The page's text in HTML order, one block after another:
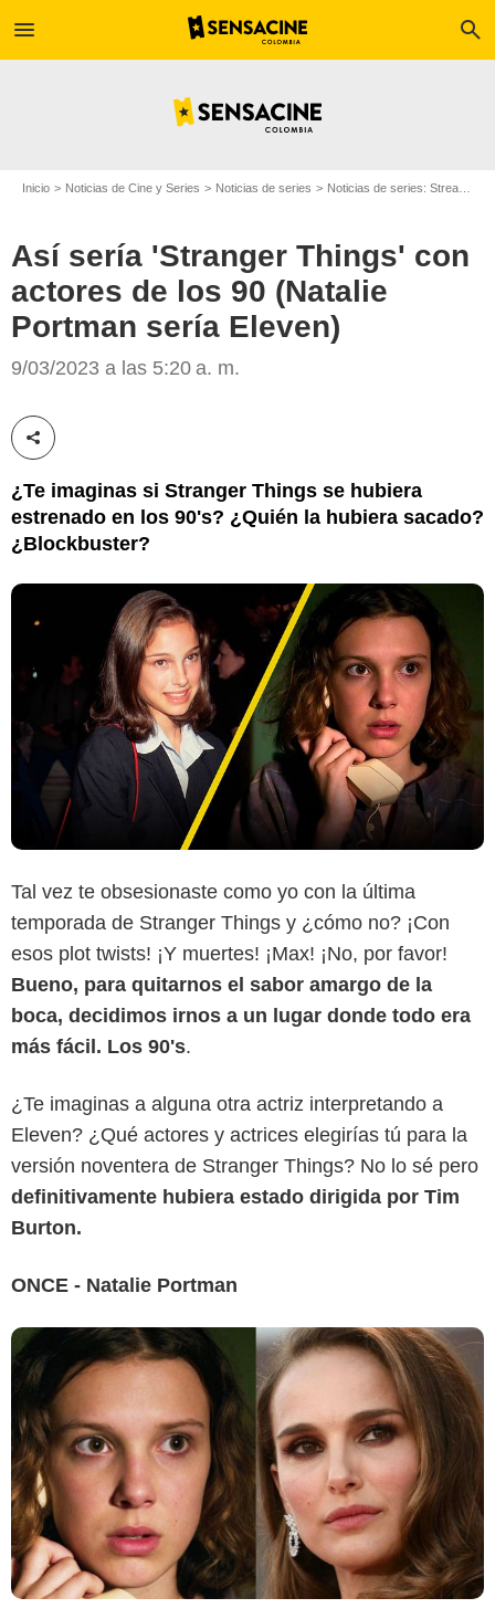
menu search
Inicio Noticias de Cine y Series Noticias de series Noticias de series: Streaming
Así sería 'Stranger Things' con
actores de los 90 (Natalie
Portman sería Eleven)
9/03/2023 a las 5:20 a. m.
Compartir esta noticia
¿Te imaginas si Stranger Things se hubiera
estrenado en los 90's? ¿Quién la hubiera sacado?
¿Blockbuster?
Sensacine
Tal vez te obsesionaste como yo con la última
temporada de Stranger Things y ¿cómo no? ¡Con
esos plot twists! ¡Y muertes! ¡Max! ¡No, por favor!
Bueno, para quitarnos el sabor amargo de la
boca, decidimos irnos a un lugar donde todo era
más fácil. Los 90's.
¿Te imaginas a alguna otra actriz interpretando a
Eleven? ¿Qué actores y actrices elegirías tú para la
versión noventera de Stranger Things? No lo sé pero
definitivamente hubiera estado dirigida por Tim
Burton.
ONCE - Natalie Portman